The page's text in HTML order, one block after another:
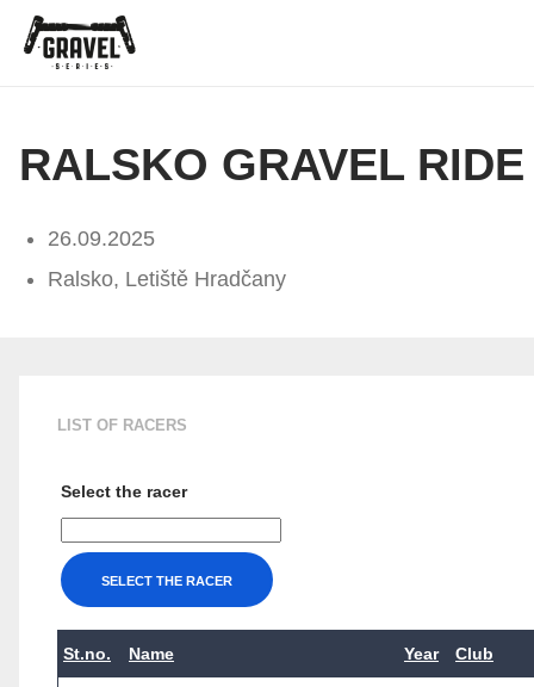
RALSKO GRAVEL RIDE
26.09.2025
Ralsko, Letiště Hradčany
LIST OF RACERS
Select the racer
St.no. Name Year Club